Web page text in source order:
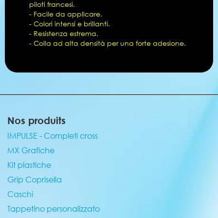
piloti francesi.
- Facile da applicare.
- Colori intensi e brillanti.
- Resistenza estrema.
- Colla ad alta densità per una forte adesione.
Nos produits
IMPULSE - Completi cross
MX Grafiche
Kit plastiche
Grip Coprisella
Caschi
Tappetino personalizzato